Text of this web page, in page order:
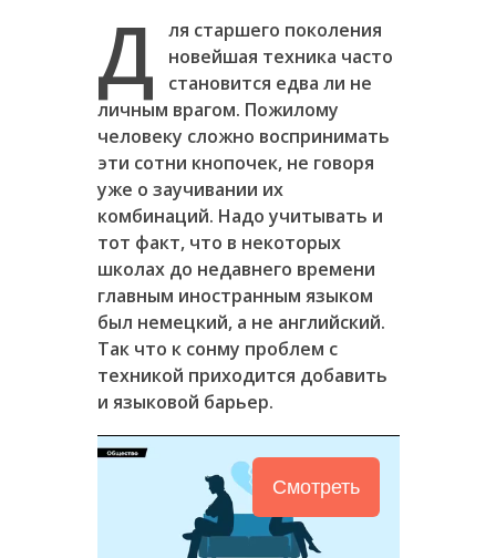
Д
ля старшего поколения
новейшая техника часто
становится едва ли не
личным врагом. Пожилому
человеку сложно воспринимать
эти сотни кнопочек, не говоря
уже о заучивании их
комбинаций. Надо учитывать и
тот факт, что в некоторых
школах до недавнего времени
главным иностранным языком
был немецкий, а не английский.
Так что к сонму проблем с
техникой приходится добавить
и языковой барьер.
Смотреть